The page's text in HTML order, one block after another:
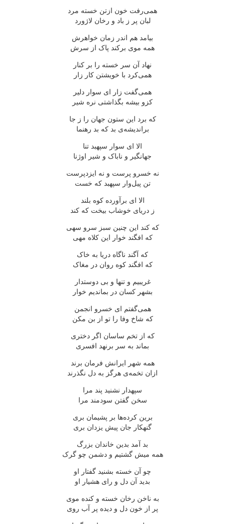
همی‌رفت خون ازتن خسته مرد
لبان پر ز باد و رخان لاژورد
بیامد هم اندر زمان خواهرش
همه موی برکند پاک از سرش
نهاد آن سر خسته را بر کنار
همی‌کرد با خویشتن کار زار
همی‌گفت زار ای سوار دلیر
کزو بیشه بگذاشتی نره شیر
که برد این ستون جهان را ز جا
براندیشه‌ی بد که بد رهنما
الا ای سوار سپهبد تنا
جهانگیر و ناباک و شیر اوژنا
نه خسرو پرست و نه ایزدپرست
تن پیل‌وار سپهبد که خست
الا ای برآورده کوه بلند
ز دریای خوشاب بیخت که کند
که کند این چنین سبز سرو سهی
که افگند خوار این کلاه مهی
که آگند ناگاه دریا به خاک
که افگند کوه روان در مغاک
غریبیم و تنها و بی دوستدار
بشهر کسان در بماندیم خوار
همی‌گفتم ای خسرو انجمن
که شاخ وفا را تو از بن مکن
که از تخم ساسان اگر دختری
بماند به سر برنهد افسری
همه شهر ایرانش فرمان برند
ازان تخمه‌ی هرگز به دل نگذرند
سپهدار نشنید پند مرا
سخن گفتن سودمند مرا
برین کرده‌ها بر پشیمان بری
گنهکار جان پیش یزدان بری
بد آمد بدین خاندان بزرگ
همه میش گشتیم و دشمن چو گرک
چو آن خسته بشنید گفتار او
بدید آن دل و رای هشیار او
به ناخن رخان خسته و کنده موی
پر از خون دل و دیده پر آب روی